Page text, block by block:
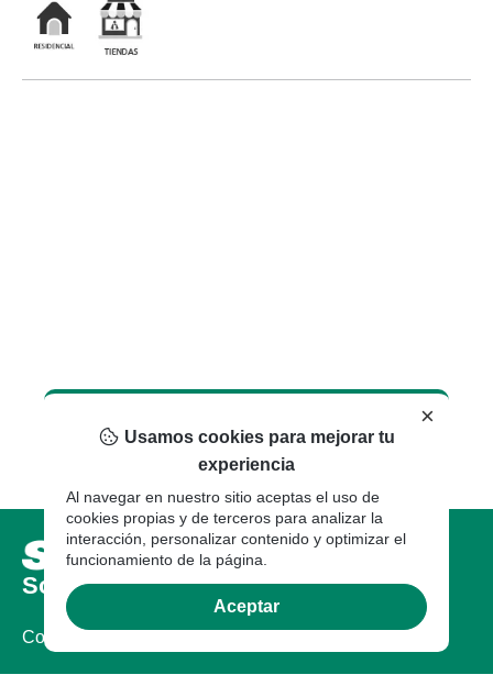
Sobre nosotros
Compañia
×
Usamos cookies para mejorar tu
experiencia
Al navegar en nuestro sitio aceptas el uso de
cookies propias y de terceros para analizar la
interacción, personalizar contenido y optimizar el
funcionamiento de la página.
Aceptar